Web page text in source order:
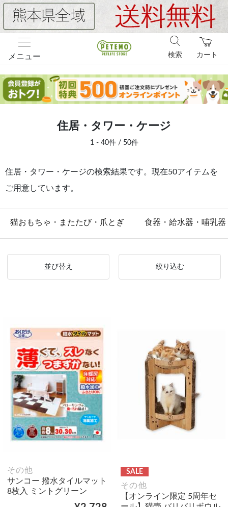
メニュー カート
検索
住居・タワー・ケージ
1 - 40件 / 50件
住居・タワー・ケージの検索結果です。現在50アイテムを
ご用意しています。
猫おもちゃ・またたび・爪とぎ 食器・給水器・哺乳器
並び替え 絞り込む
その他
サンコー 撥水タイルマット
8枚入 ミントグリーン
SALE
その他
【オンライン限定 5周年セ